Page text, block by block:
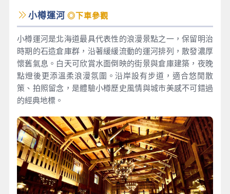
小樽運河 ◎下車參觀
小樽運河是北海道最具代表性的浪漫景點之一，保留明治
時期的石造倉庫群，沿著緩緩流動的運河排列，散發濃厚
懷舊氣息。白天可欣賞水面倒映的街景與倉庫建築，夜晚
點燈後更添溫柔浪漫氛圍。沿岸設有步道，適合悠閒散
策、拍照留念，是體驗小樽歷史風情與城市美感不可錯過
的經典地標。